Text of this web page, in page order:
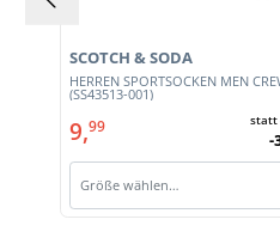
HERREN SPORTSOCKEN MEN
(SS43513-001)
SCOTCH & SODA
9,99 statt
-
Größe wählen…